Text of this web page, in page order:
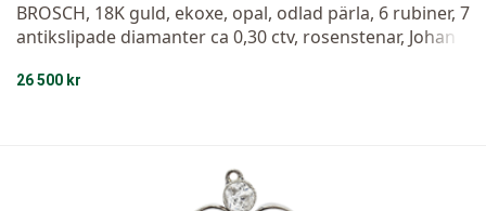
BROSCH, 18K guld, ekoxe, opal, odlad pärla, 6 rubiner, 7
antikslipade diamanter ca 0,30 ctv, rosenstenar, Johan
g.
26 500 kr